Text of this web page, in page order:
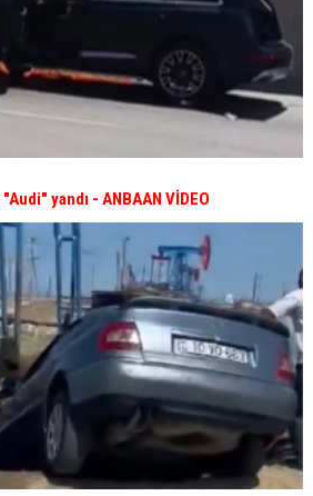
"Audi" yandı - ANBAAN VİDEO